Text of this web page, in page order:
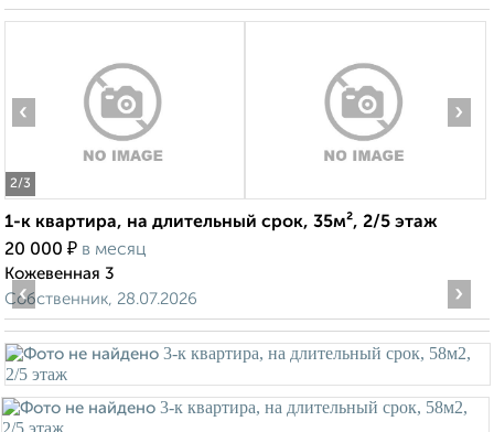
2/3
‹ ›
1-к квартира, на длительный срок, 35м², 2/5 этаж
20 000 ₽ в месяц
Кожевенная 3
Собственник, 28.07.2026
‹ ›